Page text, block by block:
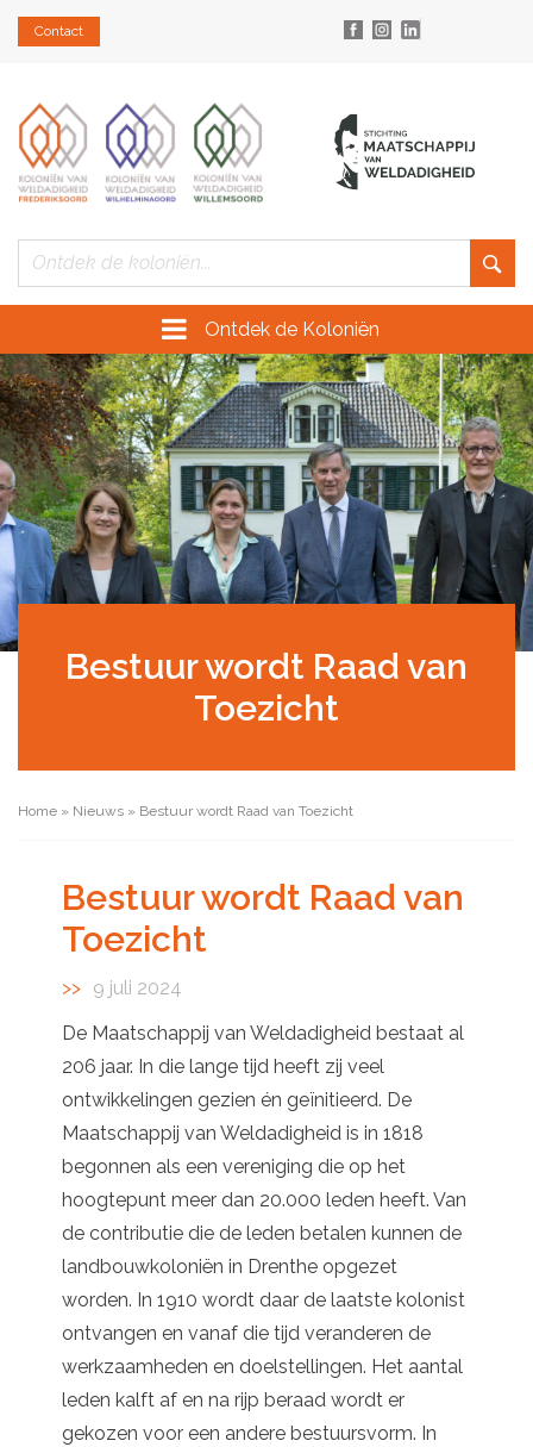
Contact
Ontdek de Koloniën
Bestuur wordt Raad van
Toezicht
Home » Nieuws » Bestuur wordt Raad van Toezicht
Bestuur wordt Raad van
Toezicht
9 juli 2024
De Maatschappij van Weldadigheid bestaat al
206 jaar. In die lange tijd heeft zij veel
ontwikkelingen gezien én geïnitieerd. De
Maatschappij van Weldadigheid is in 1818
begonnen als een vereniging die op het
hoogtepunt meer dan 20.000 leden heeft. Van
de contributie die de leden betalen kunnen de
landbouwkoloniën in Drenthe opgezet
worden. In 1910 wordt daar de laatste kolonist
ontvangen en vanaf die tijd veranderen de
werkzaamheden en doelstellingen. Het aantal
leden kalft af en na rijp beraad wordt er
gekozen voor een andere bestuursvorm. In